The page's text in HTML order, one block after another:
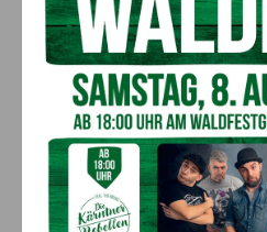
Kärntner
Schwarz
Aktuell 8. August
„Paolo
abgesagte
wird morgen
Aktuell 8. August